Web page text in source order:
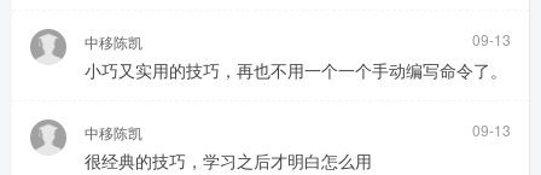
中移陈凯 09-13
小巧又实用的技巧，再也不用一个一个手动编写命令了。
中移陈凯 09-13
很经典的技巧，学习之后才明白怎么用